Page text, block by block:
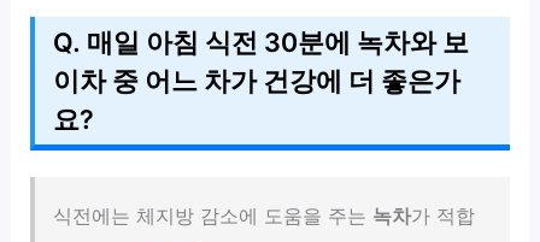
Q. 매일 아침 식전 30분에 녹차와 보
이차 중 어느 차가 건강에 더 좋은가
요?
식전에는 체지방 감소에 도움을 주는 녹차가 적합